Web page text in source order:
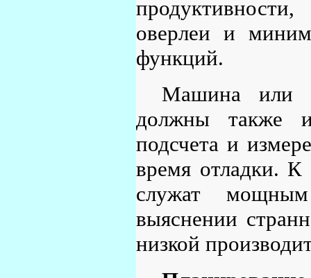
оверлеи и
функций.
Машина или
должны также
подсчета и
время отладки. К
служат мощным
выяснении
низкой